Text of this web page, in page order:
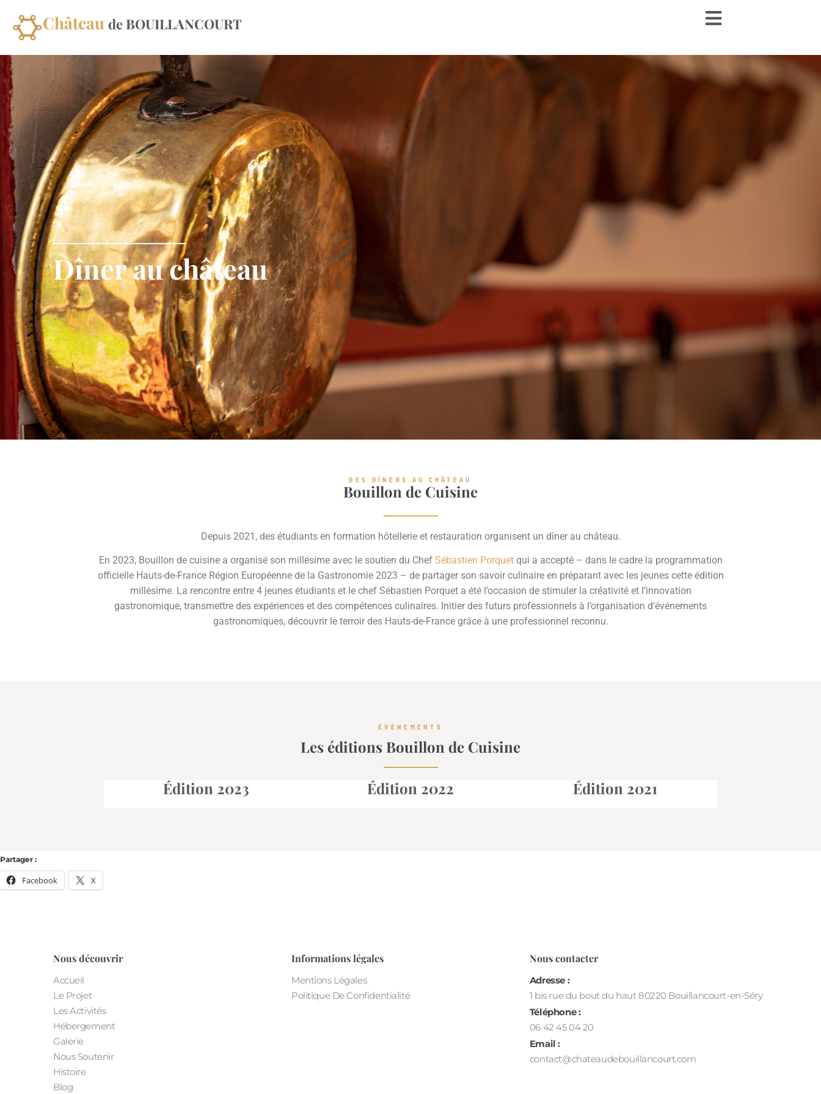
Château de BOUILLANCOURT
Dîner au château
DES DÎNERS AU CHÂTEAU
Bouillon de Cuisine
Depuis 2021, des étudiants en formation hôtellerie et restauration organisent un dîner au château.
En 2023, Bouillon de cuisine a organisé son millésime avec le soutien du Chef Sébastien Porquetqui a accepté – dans le cadre la programmation
officielle Hauts-de-France Région Européenne de la Gastronomie 2023 – de partager son savoir culinaire en préparant avec les jeunes cette édition
millésime. La rencontre entre 4 jeunes étudiants et le chef Sébastien Porquet a été l’occasion de stimuler la créativité et l’innovation
gastronomique, transmettre des expériences et des compétences culinaires. Initier des futurs professionnels à l’organisation d’événements
gastronomiques, découvrir le terroir des Hauts-de-France grâce à une professionnel reconnu.
ÉVÉNEMENTS
Les éditions Bouillon de Cuisine
Édition 2023 Édition 2022 Édition 2021
Partager :
Facebook X
Nous découvrir
Accueil
Le Projet
Les Activités
Hébergement
Galerie
Nous Soutenir
Histoire
Blog
Informations légales
Mentions Légales
Politique De Confidentialité
Nous contacter
Adresse :
1 bis rue du bout du haut 80220 Bouillancourt-en-Séry
Téléphone :
06 42 45 04 20
Email :
contact@chateaudebouillancourt.com